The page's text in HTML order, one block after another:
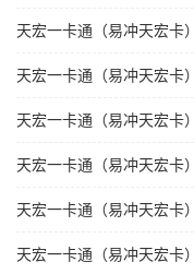
天宏一卡通（易冲天宏卡
天宏一卡通（易冲天宏卡
天宏一卡通（易冲天宏卡
天宏一卡通（易冲天宏卡
天宏一卡通（易冲天宏卡
天宏一卡通（易冲天宏卡